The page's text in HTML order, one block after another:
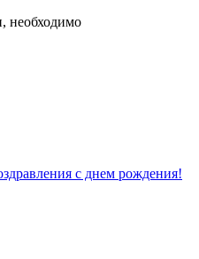
необходимо
с днем рождения!